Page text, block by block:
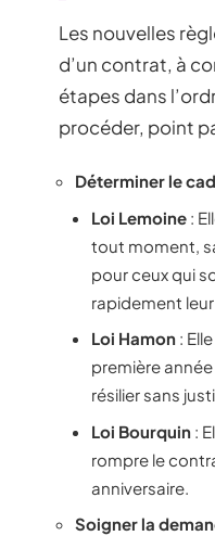
Les nouvelles
d’un contrat, à
étapes dans
procéder, point
Déterminer le
Loi Lemoine :
tout moment,
pour ceux qui
rapidement
Loi Hamon :
première
résilier sans
Loi Bourquin :
rompre le
anniversaire.
Soigner la